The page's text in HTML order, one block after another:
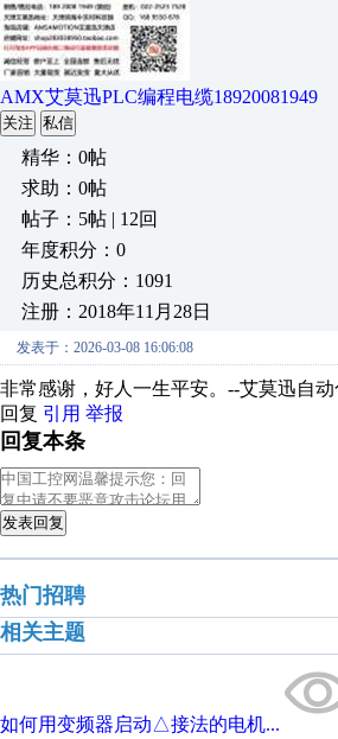
AMX艾莫迅PLC编程电缆18920081949
关注 私信
精华：0帖
求助：0帖
帖子：5帖 | 12回
年度积分：0
历史总积分：1091
注册：2018年11月28日
发表于：2026-03-08 16:06:08
非常感谢，好人一生平安。--艾莫迅自
回复 引用 举报
回复本条
发表回复
热门招聘
相关主题
如何用变频器启动△接法的电机...